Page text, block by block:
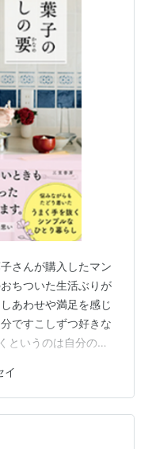
さんが購入したマン
ちついた生活ぶりが
あわせや満足を感じ
ですこしずつ好きな
というのは自分の生
の岸本葉子さんがた
、暮らし方とは──
ずつ整えてきたマイ
満載でした。 ◎自分
イ